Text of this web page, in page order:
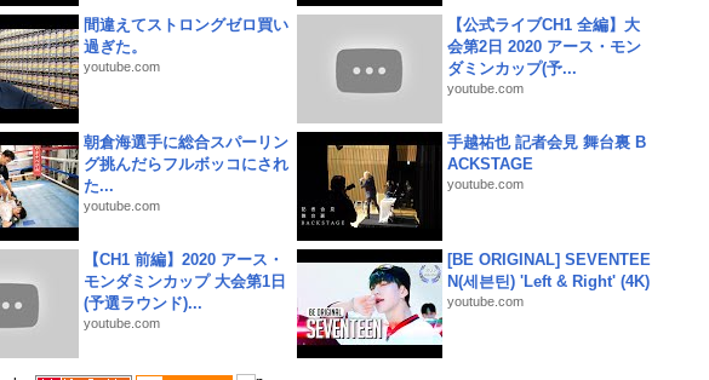
間違えてストロングゼロ買い
過ぎた。
youtube.com
【公式ライブCH1 全編】大
会第2日 2020 アース・モン
ダミンカップ(予...
youtube.com
朝倉海選手に総合スパーリン
グ挑んだらフルボッコにされ
た...
youtube.com
手越祐也 記者会見 舞台裏 B
ACKSTAGE
youtube.com
【CH1 前編】2020 アース・
モンダミンカップ 大会第1日
(予選ラウンド)...
youtube.com
[BE ORIGINAL] SEVENTEE
N(세븐틴) 'Left & Right' (4K)
youtube.com